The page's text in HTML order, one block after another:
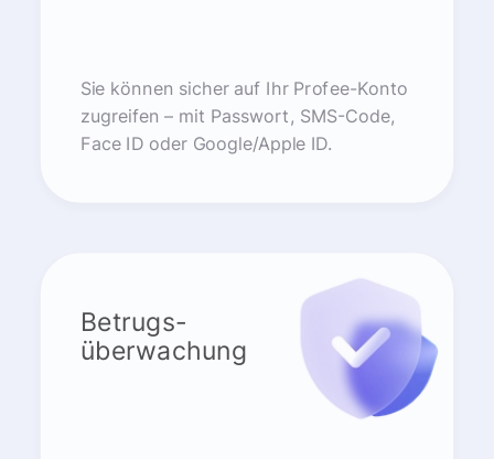
Sie können sicher auf Ihr Profee-Konto
zugreifen – mit Passwort, SMS-Code,
Face ID oder Google/Apple ID.
Betrugs-
überwachung